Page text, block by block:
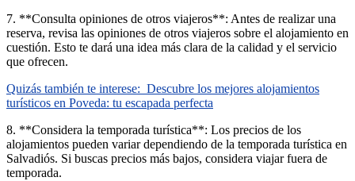
7. **Consulta opiniones de otros viajeros**: Antes de realizar una
reserva, revisa las opiniones de otros viajeros sobre el alojamiento en
cuestión. Esto te dará una idea más clara de la calidad y el servicio
que ofrecen.
Quizás también te interese: Descubre los mejores alojamientos
turísticos en Poveda: tu escapada perfecta
8. **Considera la temporada turística**: Los precios de los
alojamientos pueden variar dependiendo de la temporada turística en
Salvadiós. Si buscas precios más bajos, considera viajar fuera de
temporada.